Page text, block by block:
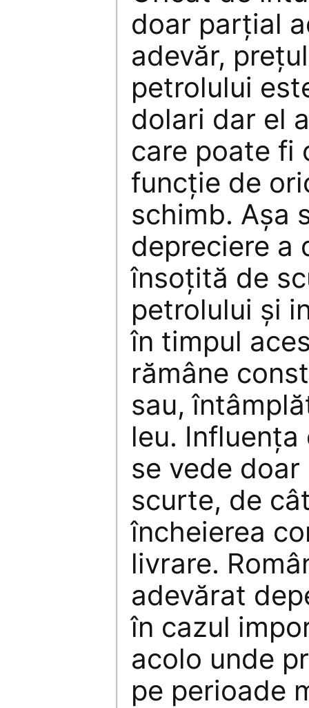
doar parţial
adevăr,
petrolului
dolari dar el
care poate fi
funcţie de
schimb. Aşa
depreciere a
însoţită de
petrolului şi
în timpul
rămâne
sau,
leu.
se vede
scurte, de
încheierea
livrare.
adevărat
în cazul
acolo unde
pe perioade